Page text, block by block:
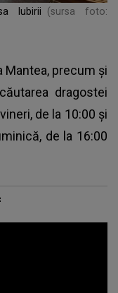
Iubirii
(sursa foto:
Mantea, precum şi
dragostei
de la 10:00 şi
de la 16:00